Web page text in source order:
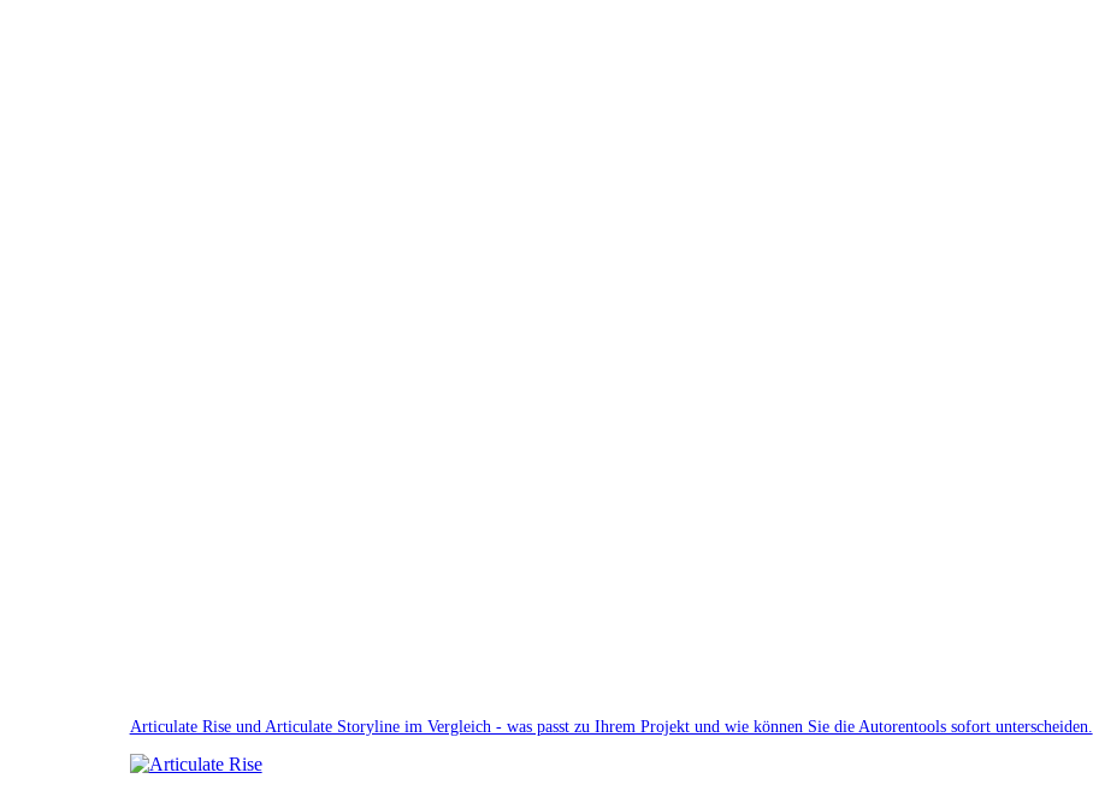
Articulate Rise und Articulate Storyline im Vergleich - was passt zu Ihrem Projekt und wie können Sie die Autorentools sofort unterscheiden.